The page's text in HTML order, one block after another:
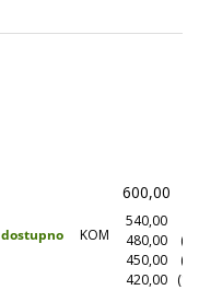
dostupno KOM
600,00
540,00
480,00
450,00
420,00